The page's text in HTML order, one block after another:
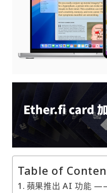
Table of
蘋果推出 AI 功能